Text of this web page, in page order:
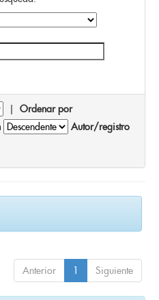
| Ordenar por
Autor/registro
Anterior 1 Siguiente